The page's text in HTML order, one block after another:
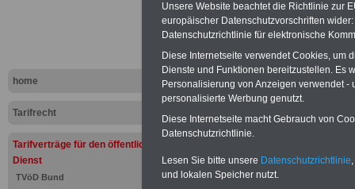
home
Tarifrecht
Tarifverträge für den öffentlichen
Dienst
TVöD Bund
Arbeiter
Dienst
Haftung
PDF-SERVICE
Für nur 15 Euro (inkl. MwSt.)
können Sie mehr als zehn
und Beamte sowie
Unsere Website beachtet die Richtlinie zur
europäischer Datenschutzvorschriften
Datenschutzrichtlinie für elektronische
Diese Internetseite verwendet Cookies, um
Dienste und Funktionen bereitzustellen. Es
Personalisierung von Anzeigen verwendet
personalisierte Werbung genutzt.
Diese Internetseite macht Gebrauch von
Datenschutzrichtlinie.
Lesen Sie bitte unsere Datenschutzrichtlinie
und lokalen Speicher nutzt.